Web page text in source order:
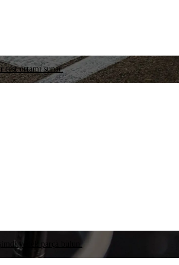
test ortamı sunar.
yedek parça bulun.